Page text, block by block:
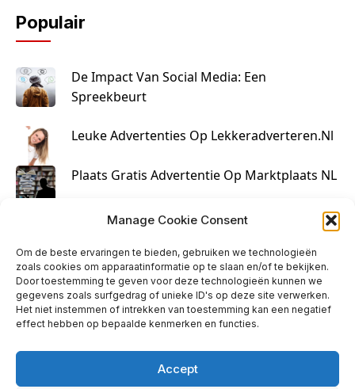
Manage Cookie Consent
Om de beste ervaringen te bieden, gebruiken we technologieën
zoals cookies om apparaatinformatie op te slaan en/of te bekijken.
Door toestemming te geven voor deze technologieën kunnen we
gegevens zoals surfgedrag of unieke ID's op deze site verwerken.
Het niet instemmen of intrekken van toestemming kan een negatief
effect hebben op bepaalde kenmerken en functies.
Accept
Populair
De Impact Van Social Media: Een
Spreekbeurt
Leuke Advertenties Op Lekkeradverteren.nl
Plaats Gratis Advertentie Op Marktplaats NL
Kruisbestuiving Voor Succesvolle Marketing